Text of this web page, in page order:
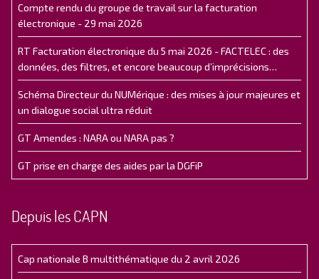
Compte rendu du groupe de travail sur la facturation
électronique - 29 mai 2026
RT Facturation électronique du 5 mai 2026 - FACTELEC : des
données, des filtres, et encore beaucoup d’imprécisions…
Schéma Directeur du NUMérique : des mises à jour majeures et
un dialogue social ultra réduit
GT Amendes : NARA ou NARA pas ?
GT prise en charge des aides par la DGFiP
Depuis les CAPN
Cap nationale B multithématique du 2 avril 2026